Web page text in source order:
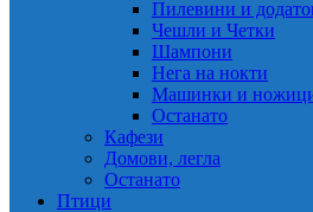
Пилевини и
Чешли и Четки
Шампони
Нега на нокти
Машинки и
Останато
Кафези
Домови, легла
Останато
Птици